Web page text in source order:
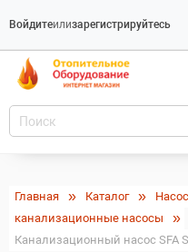
Войдитеилизарегистрируйтесь
Главная Каталог
канализационные насосы
Канализационный насос SFA